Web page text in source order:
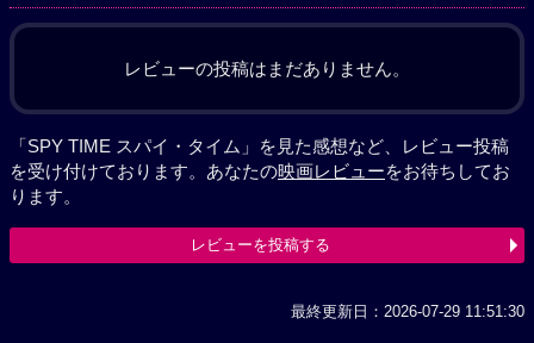
レビューの投稿はまだありません。
「SPY TIME スパイ・タイム」を見た感想など、レビュー投稿
を受け付けております。あなたの映画レビューをお待ちしてお
ります。
レビューを投稿する
最終更新日：2026-07-29 11:51:30